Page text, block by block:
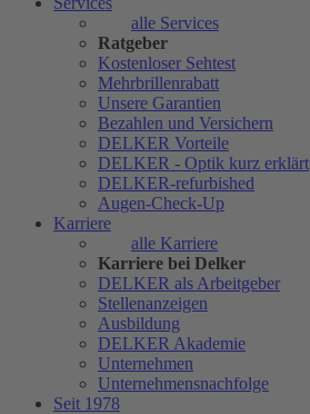
alle Services
Ratgeber
Kostenloser Sehtest
Mehrbrillenrabatt
Unsere Garantien
Bezahlen und Versichern
DELKER Vorteile
DELKER - Optik kurz erklärt
DELKER-refurbished
Augen-Check-Up
Karriere
alle Karriere
Karriere bei Delker
DELKER als Arbeitgeber
Stellenanzeigen
Ausbildung
DELKER Akademie
Unternehmen
Unternehmensnachfolge
Seit 1978